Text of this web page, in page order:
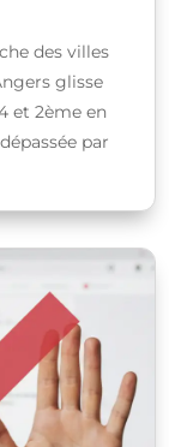
des villes
glisse
et 2ème en
par